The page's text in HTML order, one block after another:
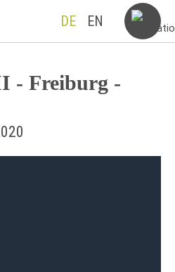
DE EN
- Freiburg -